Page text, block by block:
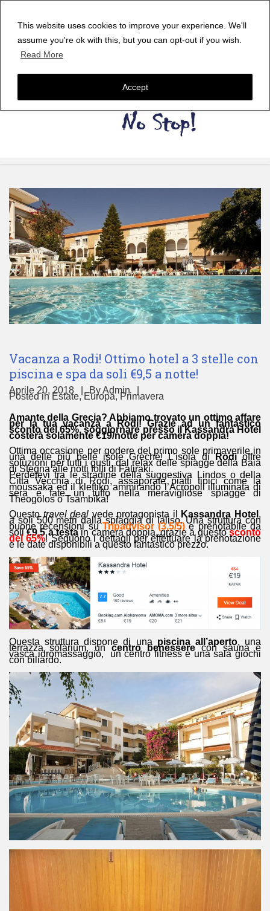
This website uses cookies to improve your experience. We'll
assume you're ok with this, but you can opt-out if you wish.
Read More
Accept
Vacanza a Rodi! Ottimo hotel a 3 stelle con
piscina e spa da soli €9,5 a notte!
Aprile 20, 2018 ByAdmin
Posted in Estate, Europa,Primavera
Amante della Grecia? Abbiamo trovato un ottimo affare
per la tua vacanza a Rodi! Grazie ad un fantastico
sconto del 65%, soggiornare presso il Kassandra Hotel
costerà solamente €19/notte per camera doppia!
Ottima occasione per godere del primo sole primaverile in
una delle più belle isole Greche! L’isola diRodioffre
soluzioni per tutti i gusti, dal relax delle spiagge della Baia
di Stegna alle notti folli di Faliraki.
Perdetevi tra le stradine della suggestiva Lindos o della
Città Vecchia di Rodi, assaporate piatti tipici come la
moussaka ed il kleftiko ammirando l’Acropoli illuminata di
sera e fate un tuffo nella meravigliose spiagge di
Theogolos o Tsambika!
Questotravel deal vede protagonista il Kassandra Hotel ,
a soli 500 metri dalla spiaggia di Ialiso. Una struttura con
buone recensioni suTripadvisor (3,5/5)e prenotabile da
soli€9,5 a testain camera doppia, grazie a questosconto
del 65%!Seguono i dettagli per effettuare la prenotazione
e le date disponibili a questo fantastico prezzo.
Questa struttura dispone di una piscina all’aperto, una
terrazza solarium, uncentro benesserecon sauna e
vasca idromassaggio, un centro fitness e una sala giochi
con biliardo.